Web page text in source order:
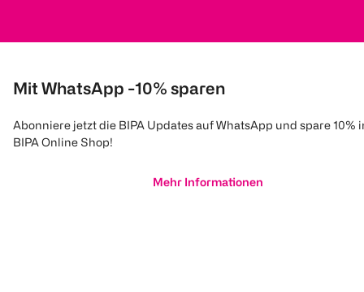
Mit WhatsApp -10% sparen
Abonniere jetzt die BIPA Updates auf WhatsApp und spare 10%
BIPA Online Shop!
Mehr Informationen